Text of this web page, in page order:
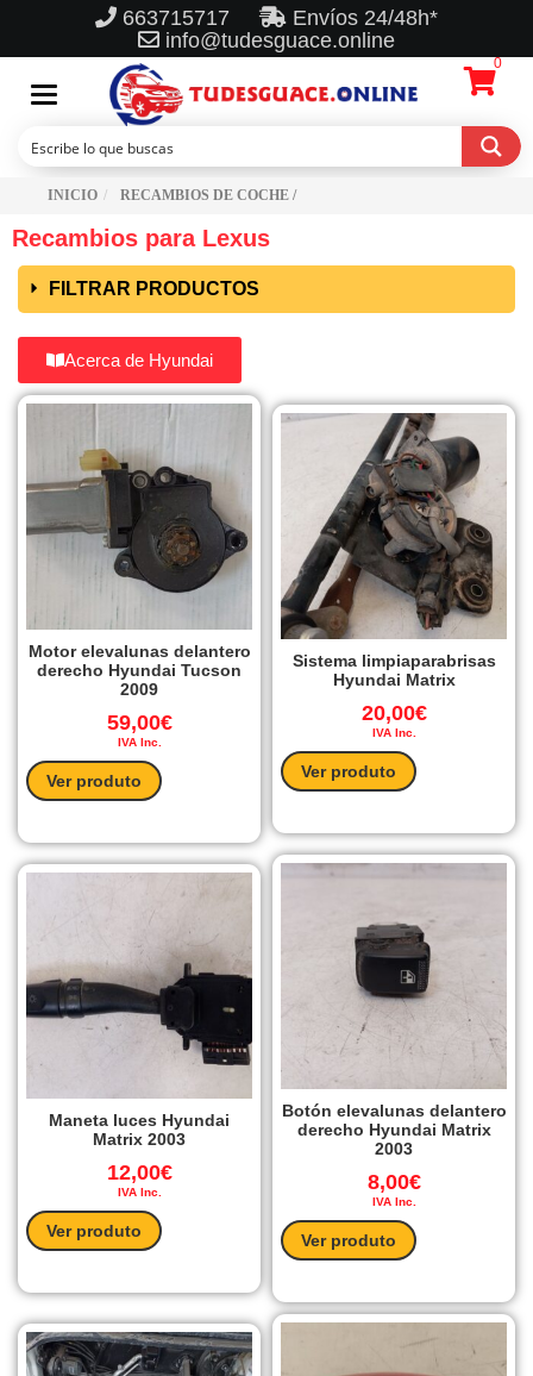
663715717
Envíos 24/48h*
info@tudesguace.online
Toggle
navigation
0
INICIO RECAMBIOS DE COCHE /
Recambios para Lexus
FILTRAR PRODUCTOS
Acerca de Hyundai
Motor elevalunas delantero
derecho Hyundai Tucson
2009
59,00€
IVA Inc.
Ver produto
Sistema limpiaparabrisas
Hyundai Matrix
20,00€
IVA Inc.
Ver produto
Maneta luces Hyundai
Matrix 2003
12,00€
IVA Inc.
Ver produto
Botón elevalunas delantero
derecho Hyundai Matrix
2003
8,00€
IVA Inc.
Ver produto